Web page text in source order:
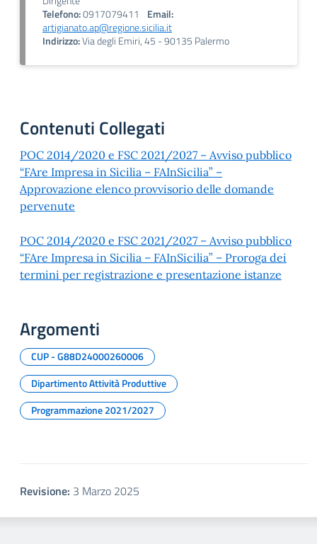
Telefono:0917079411
Email:
artigianato.ap@regione.sicilia.it
Indirizzo:Via degli Emiri, 45 - 90135 Palermo
Contenuti Collegati
POC 2014/2020 e FSC 2021/2027 – Avviso pubblico
“FAre Impresa in Sicilia – FAInSicilia” –
Approvazione elenco provvisorio delle domande
pervenute
POC 2014/2020 e FSC 2021/2027 – Avviso pubblico
“FAre Impresa in Sicilia – FAInSicilia” – Proroga dei
termini per registrazione e presentazione istanze
Argomenti
CUP - G88D24000260006
Dipartimento Attività Produttive
Programmazione 2021/2027
Revisione: 3 Marzo 2025